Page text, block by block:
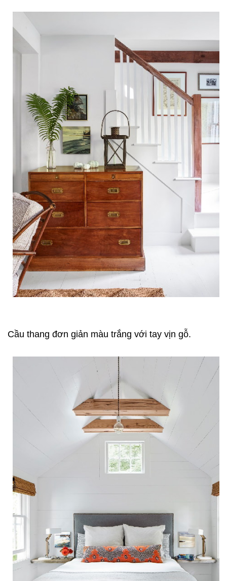
Cầu thang đơn giản màu trắng với tay vịn gỗ.